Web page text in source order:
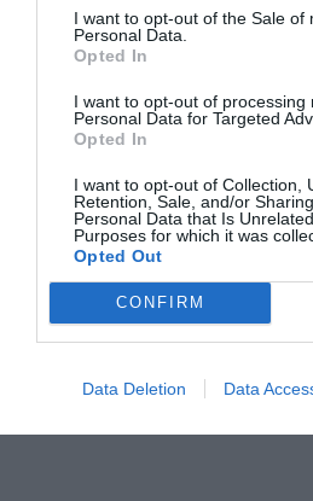
I want to opt-out of the Sale of
Personal Data.
Opted In
I want to opt-out of processing
Personal Data for Targeted
Opted In
I want to opt-out of Collection,
Retention, Sale, and/or
Personal Data that Is
Purposes for which it was
Opted Out
CONFIRM
Data Deletion Data